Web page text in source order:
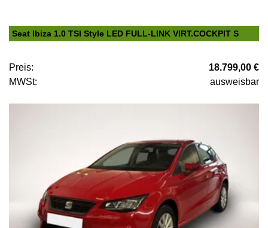
Seat Ibiza 1.0 TSI Style LED FULL-LINK VIRT.COCKPIT S
Preis:
18.799,00 €
MWSt:
ausweisbar